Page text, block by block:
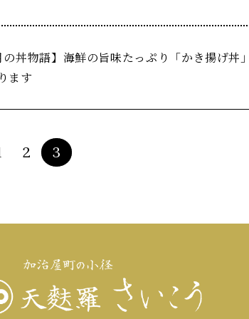
の丼物語】海鮮の旨味たっぷり「かき揚げ丼
ます
2 3